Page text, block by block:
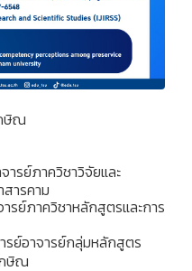
ษิณ
รย์ภาควิชาวิจัยและ
ารคาม
รย์ภาควิชาหลักสูตรและการ
ย์อาจารย์กลุ่มหลักสูตร
กษิณ